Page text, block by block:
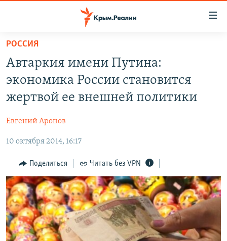
Вернуться
основному
содержанию
главной
навигации
Вернутся
поиску
СПЕЦПРОЕКТЫ
11 ЛЕТ ОККУПАЦИИ КРЫМА. 11 ИСТОРИЙ СОПРОТИВЛЕНИЯ
ЕЩЕ
ИНТЕРАКТИВ
ИНФОГРАФИКА
ТЕЛЕПРОЕКТ КРЫМ.РЕАЛИИ
СОВЕТЫ ПРАВОЗАЩИТНИКОВ
ПРОПАВШИЕ БЕЗ ВЕСТИ
ПОБЕДИТЕЛЕЙ НЕ СУДЯТ?
РАДІО СВОБОДА
КАК ОБОЙТИ БЛОКИРОВКУ
Українською
Qırımtatar
ПРИСОЕДИНЯЙТЕСЬ!
РОССИЯ
Автаркия имени Путина:
экономика России становится
жертвой ее внешней политики
Евгений Аронов
10 октября 2014, 16:17
Поделиться Читать без VPN